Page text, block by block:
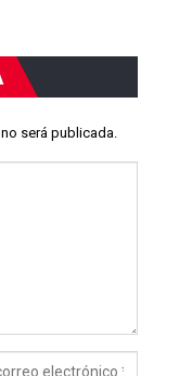
será publicada.